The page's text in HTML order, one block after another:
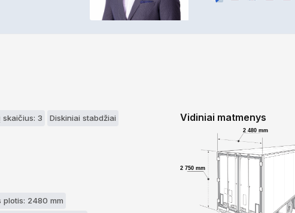
skaičius: 3 Diskiniai stabdžiai
plotis: 2480 mm
Vidiniai matmenys
2 480 mm
2 750 mm